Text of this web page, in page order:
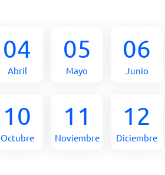
04
Abril
05
Mayo
06
Junio
10
Octubre
11
Noviembre
12
Diciembre